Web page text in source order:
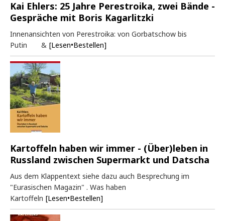
Kai Ehlers: 25 Jahre Perestroika, zwei Bände -
Gespräche mit Boris Kagarlitzki
Innenansichten von Perestroika: von Gorbatschow bis
Putin & [Lesen•Bestellen]
Kartoffeln haben wir immer - (Über)leben in
Russland zwischen Supermarkt und Datscha
Aus dem Klappentext siehe dazu auch Besprechung im
"Eurasischen Magazin" . Was haben
Kartoffeln [Lesen•Bestellen]